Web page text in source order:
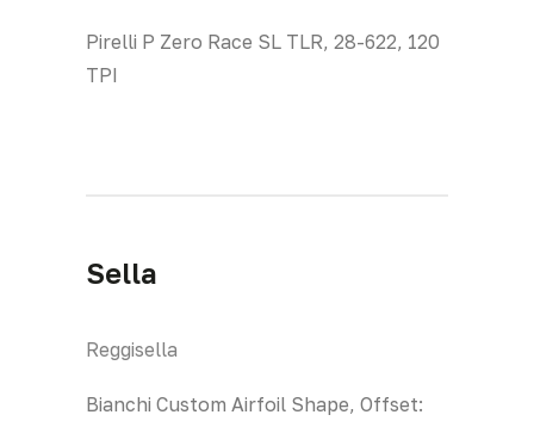
Pirelli P Zero Race SL TLR, 28-622, 120
TPI
Sella
Reggisella
Bianchi Custom Airfoil Shape, Offset: